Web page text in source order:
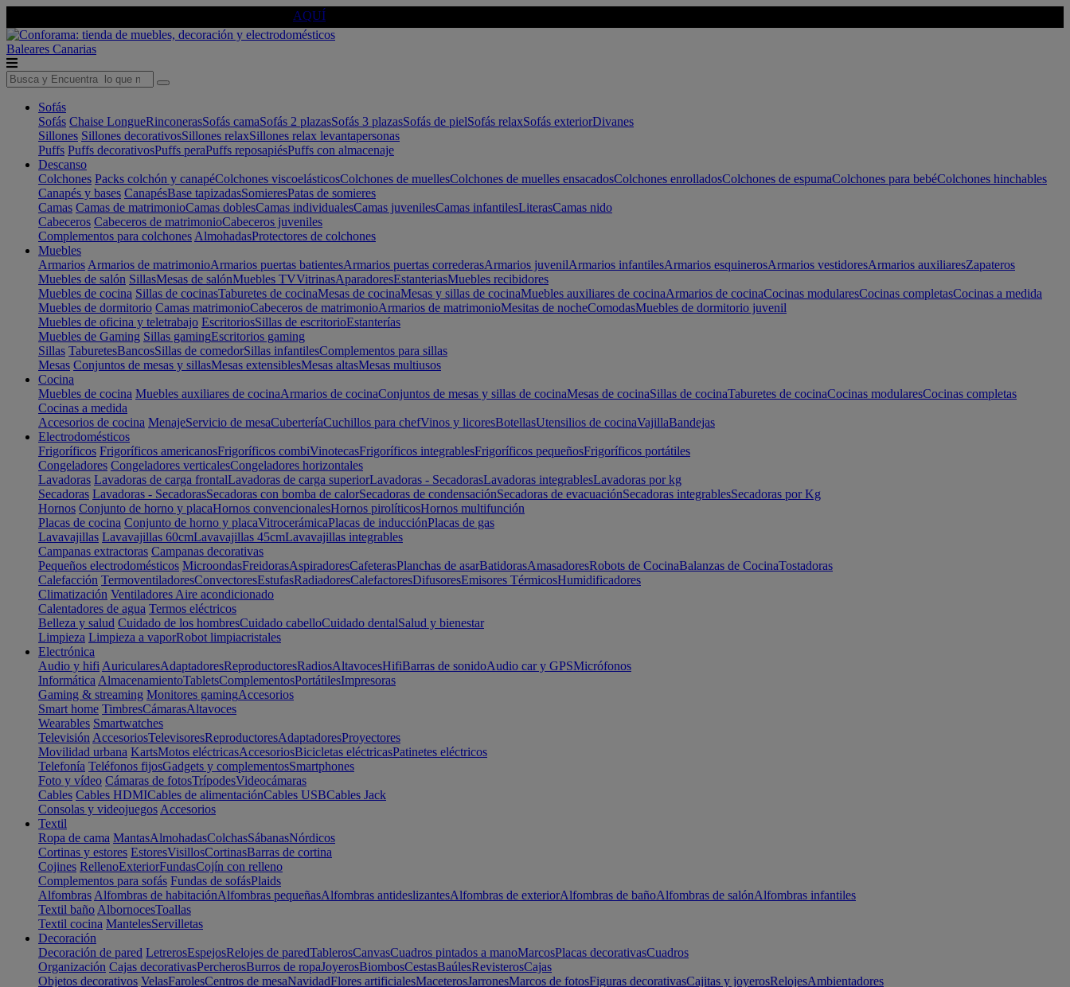
AQUÍ
Baleares Canarias
Sofás
Sofás Chaise LongueRinconerasSofás camaSofás 2 plazasSofás 3 plazasSofás de pielSofás relaxSofás exteriorDivanes
Sillones Sillones decorativosSillones relaxSillones relax levantapersonas
Puffs Puffs decorativosPuffs peraPuffs reposapiésPuffs con almacenaje
Descanso
Colchones Packs colchón y canapéColchones viscoelásticosColchones de muellesColchones de muelles ensacadosColchones enrolladosColchones de espumaColchones para bebéColchones hinchables
Canapés y bases CanapésBase tapizadasSomieresPatas de somieres
Camas Camas de matrimonioCamas doblesCamas individualesCamas juvenilesCamas infantilesLiterasCamas nido
Cabeceros Cabeceros de matrimonioCabeceros juveniles
Complementos para colchones AlmohadasProtectores de colchones
Muebles
Armarios Armarios de matrimonioArmarios puertas batientesArmarios puertas correderasArmarios juvenilArmarios infantilesArmarios esquinerosArmarios vestidoresArmarios auxiliaresZapateros
Muebles de salón SillasMesas de salónMuebles TVVitrinasAparadoresEstanteriasMuebles recibidores
Muebles de cocina Sillas de cocinasTaburetes de cocinaMesas de cocinaMesas y sillas de cocinaMuebles auxiliares de cocinaArmarios de cocinaCocinas modularesCocinas completasCocinas a medida
Muebles de dormitorio Camas matrimonioCabeceros de matrimonioArmarios de matrimonioMesitas de nocheComodasMuebles de dormitorio juvenil
Muebles de oficina y teletrabajo EscritoriosSillas de escritorioEstanterías
Muebles de Gaming Sillas gamingEscritorios gaming
Sillas TaburetesBancosSillas de comedorSillas infantilesComplementos para sillas
Mesas Conjuntos de mesas y sillasMesas extensiblesMesas altasMesas multiusos
Cocina
Muebles de cocina Muebles auxiliares de cocinaArmarios de cocinaConjuntos de mesas y sillas de cocinaMesas de cocinaSillas de cocinaTaburetes de cocinaCocinas modularesCocinas completas
Cocinas a medida
Accesorios de cocina MenajeServicio de mesaCuberteríaCuchillos para chefVinos y licoresBotellasUtensilios de cocinaVajillaBandejas
Electrodomésticos
Frigoríficos Frigoríficos americanosFrigoríficos combiVinotecasFrigoríficos integrablesFrigoríficos pequeñosFrigoríficos portátiles
Congeladores Congeladores verticalesCongeladores horizontales
Lavadoras Lavadoras de carga frontalLavadoras de carga superiorLavadoras - SecadorasLavadoras integrablesLavadoras por kg
Secadoras Lavadoras - SecadorasSecadoras con bomba de calorSecadoras de condensaciónSecadoras de evacuaciónSecadoras integrablesSecadoras por Kg
Hornos Conjunto de horno y placaHornos convencionalesHornos pirolíticosHornos multifunción
Placas de cocina Conjunto de horno y placaVitrocerámicaPlacas de inducciónPlacas de gas
Lavavajillas Lavavajillas 60cmLavavajillas 45cmLavavajillas integrables
Campanas extractoras Campanas decorativas
Pequeños electrodomésticos MicroondasFreidorasAspiradoresCafeterasPlanchas de asarBatidorasAmasadoresRobots de CocinaBalanzas de CocinaTostadoras
Calefacción TermoventiladoresConvectoresEstufasRadiadoresCalefactoresDifusoresEmisores TérmicosHumidificadores
Climatización Ventiladores Aire acondicionado
Calentadores de agua Termos eléctricos
Belleza y salud Cuidado de los hombresCuidado cabelloCuidado dentalSalud y bienestar
Limpieza Limpieza a vaporRobot limpiacristales
Electrónica
Audio y hifi AuricularesAdaptadoresReproductoresRadiosAltavocesHifiBarras de sonidoAudio car y GPSMicrófonos
Informática AlmacenamientoTabletsComplementosPortátilesImpresoras
Gaming & streaming Monitores gamingAccesorios
Smart home TimbresCámarasAltavoces
Wearables Smartwatches
Televisión AccesoriosTelevisoresReproductoresAdaptadoresProyectores
Movilidad urbana KartsMotos eléctricasAccesoriosBicicletas eléctricasPatinetes eléctricos
Telefonía Teléfonos fijosGadgets y complementosSmartphones
Foto y vídeo Cámaras de fotosTrípodesVideocámaras
Cables Cables HDMICables de alimentaciónCables USBCables Jack
Consolas y videojuegos Accesorios
Textil
Ropa de cama MantasAlmohadasColchasSábanasNórdicos
Cortinas y estores EstoresVisillosCortinasBarras de cortina
Cojines RellenoExteriorFundasCojín con relleno
Complementos para sofás Fundas de sofásPlaids
Alfombras Alfombras de habitaciónAlfombras pequeñasAlfombras antideslizantesAlfombras de exteriorAlfombras de bañoAlfombras de salónAlfombras infantiles
Textil baño AlbornocesToallas
Textil cocina MantelesServilletas
Decoración
Decoración de pared LetrerosEspejosRelojes de paredTablerosCanvasCuadros pintados a manoMarcosPlacas decorativasCuadros
Organización Cajas decorativasPercherosBurros de ropaJoyerosBiombosCestasBaúlesRevisterosCajas
Objetos decorativos VelasFarolesCentros de mesaNavidadFlores artificialesMaceterosJarronesMarcos de fotosFiguras decorativasCajitas y joyerosRelojesAmbientadores